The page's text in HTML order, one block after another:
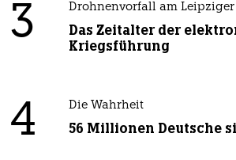
3 Drohnenvorfall am
Das Zeitalter der
Kriegsführung
4 Die Wahrheit
56 Millionen Deutsche